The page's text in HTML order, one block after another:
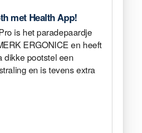
met Health App!
is het paradepaardje
ERGONICE en heeft
dikke pootstel een
en is tevens extra